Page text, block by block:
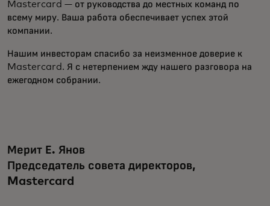
Mastercard — от руководства до местных команд по
всему миру. Ваша работа обеспечивает успех этой
компании.
Нашим инвесторам спасибо за неизменное доверие к
Mastercard. Я с нетерпением жду нашего разговора на
ежегодном собрании.
Мерит Е. Янов
Председатель совета директоров,
Mastercard